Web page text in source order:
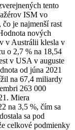
tento
ISM vo
je najmenší rast
nových
v Austrálii klesla v
o 2,7 % na 18,54
v USA v auguste
od júna 2021
na 67,4 miliardy
263 000
Miera
na 3,5 %, čím sa
sa pod
celkové podmienky